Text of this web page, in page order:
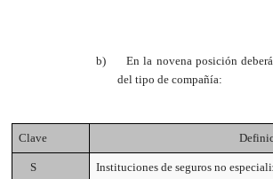
b)
En la novena posición
del tipo de compañía:
Clave
S Instituciones de seguros no